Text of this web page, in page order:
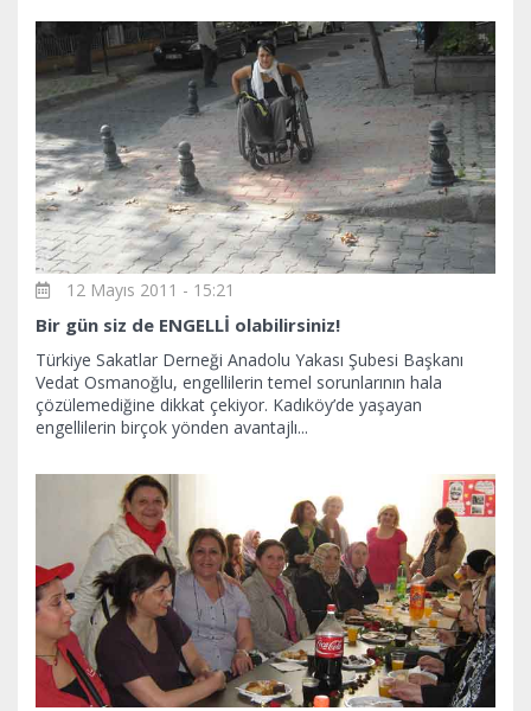
12 Mayıs 2011 - 15:21
Bir gün siz de ENGELLİ olabilirsiniz!
Türkiye Sakatlar Derneği Anadolu Yakası Şubesi Başkanı
Vedat Osmanoğlu, engellilerin temel sorunlarının hala
çözülemediğine dikkat çekiyor. Kadıköy’de yaşayan
engellilerin birçok yönden avantajlı...